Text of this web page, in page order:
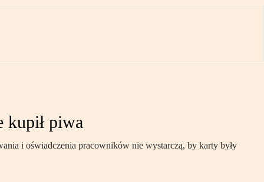
kupił piwa
i oświadczenia pracowników nie wystarczą, by karty były